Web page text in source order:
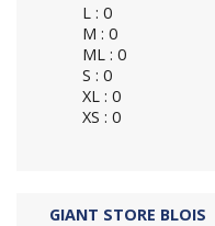
L : 0
M : 0
ML : 0
S : 0
XL : 0
XS : 0
GIANT STORE BLOIS